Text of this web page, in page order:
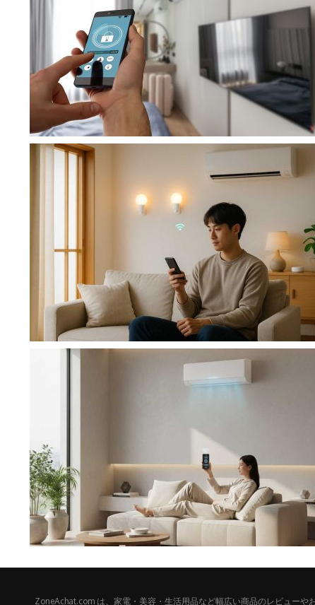
ZoneAchat.com は、家電・美容・生活用品など幅広い商品のレビュー